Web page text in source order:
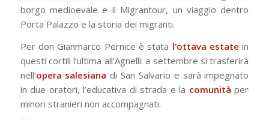
borgo medioevale e il Migrantour, un viaggio dentro
Porta Palazzo e la storia dei migranti.
Per don Gianmarco Pernice è stata l’ottava estate in
questi cortili l’ultima all’Agnelli: a settembre si trasferirà
nell’opera salesiana di San Salvario e sarà impegnato
in due oratori, l’educativa di strada e la comunità per
minori stranieri non accompagnati.